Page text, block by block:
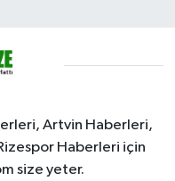
Artvin Haberleri,
Haberleri için
size yeter.